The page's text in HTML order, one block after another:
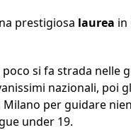
prestigiosa laurea in
poco si fa strada nelle
nazionali, poi
per guidare
under 19.